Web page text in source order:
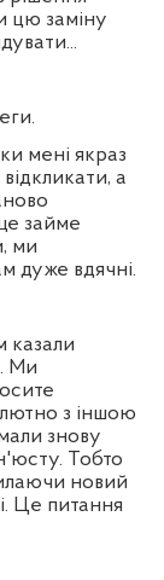
цю заміну
мені якраз
а
займе
ми
дуже вдячні.
казали
Ми
з іншою
знову
Тобто
новий
Це питання